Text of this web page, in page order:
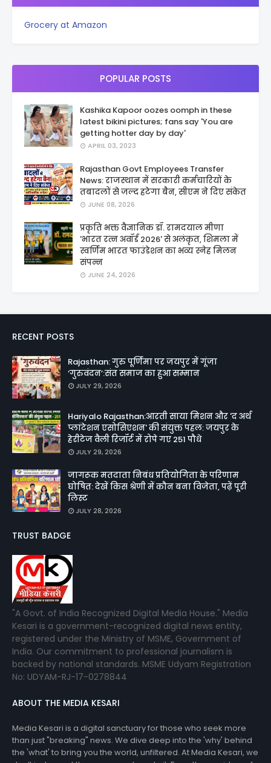
Grocery at Amazon
POPULAR POSTS
Kashika Kapoor oozes oomph in these
latest bikini pictures; fans say 'You are
getting hotter day by day'
APRIL 03, 2023
Rajasthan Govt Employees Transfer
News: राजस्थान में सरकारी कर्मचारियों के
तबादलों से जल्द हटेगा बैन, सीएम ने दिए संकेत
JUNE 08, 2026
प्रकृति भक्त वैज्ञानिक डॉ. रामदयाल मीणा
'भारत रत्न अवॉर्ड 2026' से अलंकृत, शिमला में
स्वर्णिम भारत फाउंडेशन का भव्य स्नेह मिलन
संपन्न
JUNE 24, 2026
RECENT POSTS
Rajasthan: गुरु पूर्णिमा पर जयपुर में गूंजा
‘गुरुवंदन’:संत समाज का हुआ सम्मान
JULY 29, 2026
Hariyalo Rajasthan:आरती साया मिशन और 'द अर्थ
प्लांटेशन एसोसिएशन' की संयुक्त पहल: जयपुर के
हेरीटेज वैली रिजॉर्ट में रोपे गए 251 पौधे
JULY 29, 2026
जागरूक मतदाता निबंध प्रतियोगिता के परिणाम
घोषित: देखें किस श्रेणी में कौन बना विजेता, पढ़ें पूरी
लिस्ट
JULY 28, 2026
TRUST BADGE
"A Govt. of India Recognized Digital Media House." Media
Kesari is a government-recognized digital news entity,
registered under the Ministry of MSME, Government of
India. Our commitment to professional journalism is
backed by national standards. MSME Udyam Registration
No: UDYAM-RJ-17-0278844
ABOUT THE MEDIA KESARI
Media Kesari is a digital sanctuary for those who seek more
than just "breaking" news. We dive deep into the 'why' behind
the 'what' to bring you the world, unfiltered. At Media Kesari, we